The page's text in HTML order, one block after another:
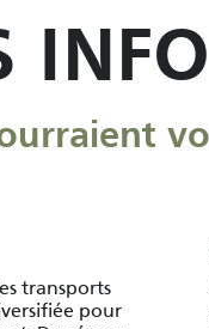
transports
pour